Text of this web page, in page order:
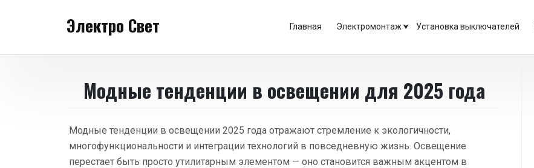
Электро Свет Главная Электромонтаж Установка выключателей
Модные тенденции в освещении для 2025 года
Модные тенденции в освещении 2025 года отражают стремление к экологичности,
многофункциональности и интеграции технологий в повседневную жизнь. Освещение
перестает быть просто утилитарным элементом — оно становится важным акцентом в